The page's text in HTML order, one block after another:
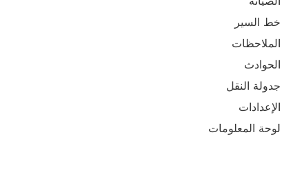
خط السير
الملاحظات
الحوادث
جدولة النقل
الإعدادات
لوحة المعلومات